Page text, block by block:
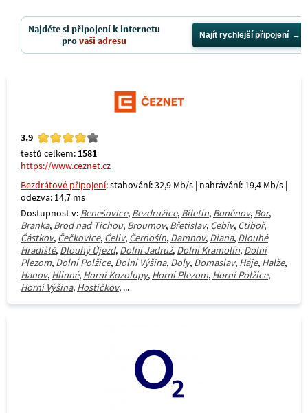
Najděte si připojení k internetu
provaši adresu Najít rychlejší připojení
3.9
testů celkem: 1581
https://www.ceznet.cz
Bezdrátové připojení: stahování: 32,9 Mb/s | nahrávání: 19,4 Mb/s |
odezva: 14,7 ms
Dostupnost v: Benešovice, Bezdružice, Bíletín, Boněnov, Bor,
Branka, Brod nad Tichou, Broumov, Břetislav, Cebiv, Ctiboř,
Částkov, Čečkovice, Čeliv, Černošín, Damnov, Diana, Dlouhé
Hradiště, Dlouhý Újezd, Dolní Jadruž, Dolní Kramolín, Dolní
Plezom, Dolní Polžice, Dolní Výšina, Doly, Domaslav, Háje, Halže,
Hanov, Hlinné, Horní Kozolupy, Horní Plezom, Horní Polžice,
Horní Výšina, Hostíčkov, ...